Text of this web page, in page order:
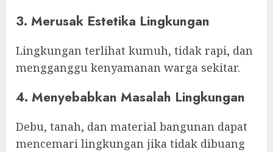
3. Merusak Estetika Lingkungan
Lingkungan terlihat kumuh, tidak rapi, dan
mengganggu kenyamanan warga sekitar.
4. Menyebabkan Masalah Lingkungan
Debu, tanah, dan material bangunan dapat
mencemari lingkungan jika tidak dibuang